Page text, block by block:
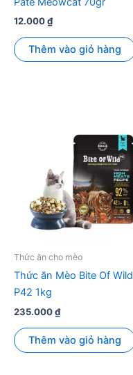
12.000₫
Thêm vào giỏ hàng
Thức ăn cho mèo
Thức ăn Mèo Bite Of Wild
P42 1kg
235.000₫
Thêm vào giỏ hàng